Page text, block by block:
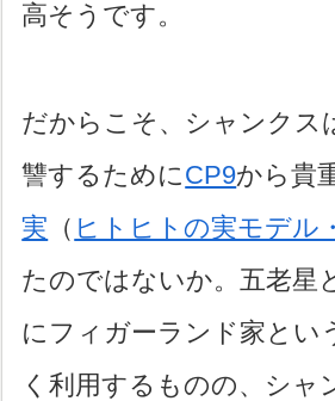
高そうです。
だからこそ、シャンクス
讐するために CP9から貴
実 （ ヒトヒトの実モデル
たのではないか。五老星
にフィガーランド家とい
く利用するものの、シャ